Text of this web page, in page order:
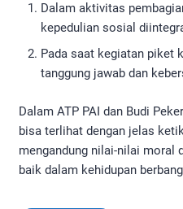
Dalam aktivitas
kepedulian sosial
Pada saat kegiatan piket
tanggung jawab dan
Dalam ATP PAI dan Budi
bisa terlihat dengan jelas
mengandung nilai-nilai moral
baik dalam kehidupan